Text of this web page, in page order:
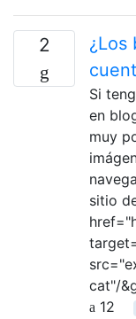
2
¿Los
Si
en
muy
sitio
cat"/
12